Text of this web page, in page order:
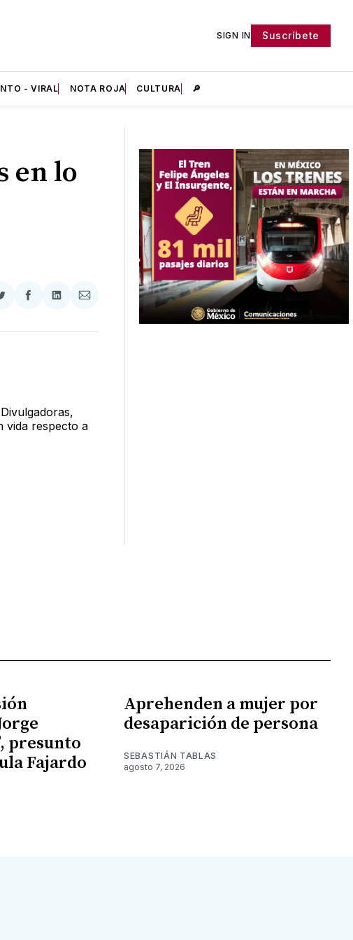
SIGN IN Suscríbete
- VIRAL NOTA ROJA CULTURA 🔎
en lo
Compartir
Twitter
Compartir
Facebook
Compartir
LinkedIn
Compartir
Email
vida respecto a
presunto
Fajardo
Aprehenden a mujer por
desaparición de persona
SEBASTIÁN TABLAS
agosto 7, 2026